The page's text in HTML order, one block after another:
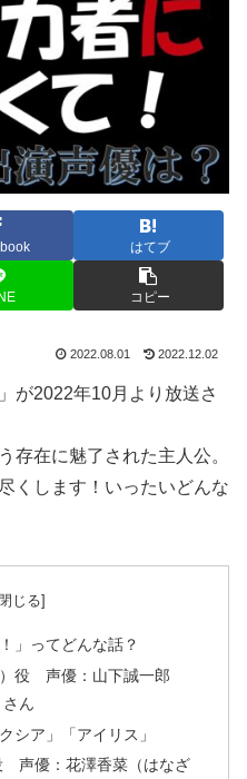
はてブ
コピー
2022.08.01 2022.12.02
が2022年10月より放送さ
存在に魅了された主人公。
くします！いったいどんな
」ってどんな話？
役 声優：山下誠一郎
さん
シア」「アイリス」
声優：花澤香菜（はなざ